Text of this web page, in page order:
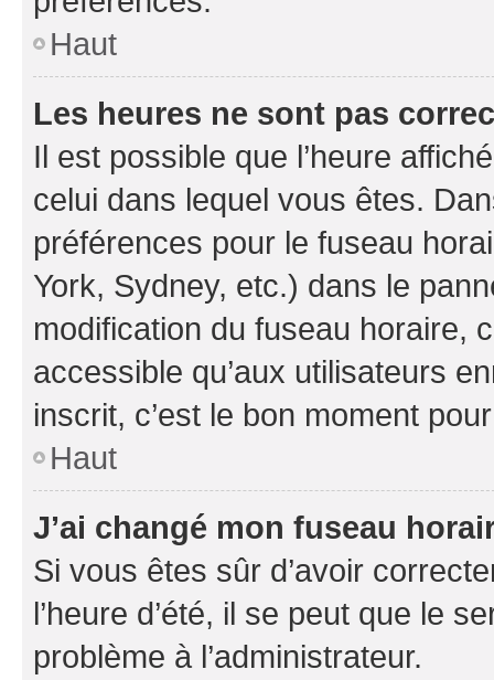
Haut
Les heures ne sont pas
Il est possible que l’heure
celui dans lequel vous êtes.
préférences pour le fuseau
York, Sydney, etc.) dans le
modification du fuseau horaire,
accessible qu’aux utilisateurs
inscrit, c’est le bon moment
Haut
J’ai changé mon fuseau
Si vous êtes sûr d’avoir
l’heure d’été, il se peut que le
problème à l’administrateur.